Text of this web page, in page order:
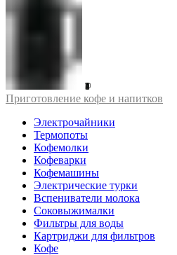
Приготовление кофе и напитков
Электрочайники
Термопоты
Кофемолки
Кофеварки
Кофемашины
Электрические турки
Вспениватели молока
Соковыжималки
Фильтры для воды
Картриджи для фильтров
Кофе